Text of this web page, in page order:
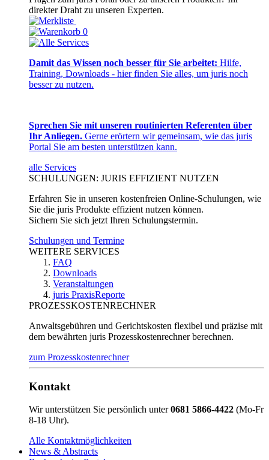
direkter Draht zu unseren Experten.
0
Damit das Wissen noch besser für Sie arbeitet: Hilfe,
Training, Downloads - hier finden Sie alles, um juris noch
besser zu nutzen.
Sprechen Sie mit unseren routinierten Referenten über
Ihr Anliegen. Gerne erörtern wir gemeinsam, wie das juris
Portal Sie am besten unterstützen kann.
alle Services
SCHULUNGEN: JURIS EFFIZIENT NUTZEN
Erfahren Sie in unseren kostenfreien Online-Schulungen, wie
Sie die juris Produkte effizient nutzen können.
Sichern Sie sich jetzt Ihren Schulungstermin.
Schulungen und Termine
WEITERE SERVICES
FAQ
Downloads
Veranstaltungen
juris PraxisReporte
PROZESSKOSTENRECHNER
Anwaltsgebühren und Gerichtskosten flexibel und präzise mit
dem bewährten juris Prozesskostenrechner berechnen.
zum Prozesskostenrechner
Kontakt
Wir unterstützen Sie persönlich unter0681 5866-4422 (Mo-Fr
8-18 Uhr).
Alle Kontaktmöglichkeiten
News & Abstracts